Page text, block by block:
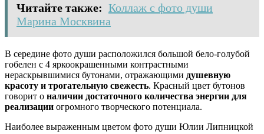
Читайте также: Коллаж с фото души
Марина Москвина
В середине фото души расположился большой бело-голубой
гобелен с 4 яркоокрашенными контрастными
нераскрывшимися бутонами, отражающими душевную
красоту и трогательную свежесть. Красный цвет бутонов
говорит о наличии достаточного количества энергии для
реализации огромного творческого потенциала.
Наиболее выраженным цветом фото души Юлии Липницкой